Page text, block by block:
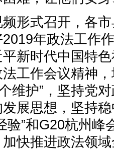
式召开，各市
2019年政法工作
新时代中国特
工作会议精神，
维护”，坚持党
展思想，坚持
验”和G20杭州
快推进政法领